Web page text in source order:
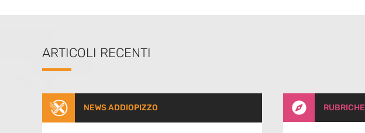
ARTICOLI RECENTI
NEWS ADDIOPIZZO  RUBRICHE